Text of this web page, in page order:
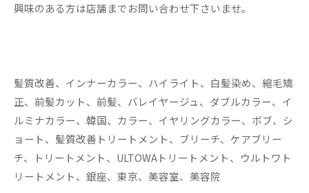
興味のある方は店舗までお問い合わせ下さいませ。
髪質改善、インナーカラー、ハイライト、白髪染め、縮毛矯
正、前髪カット、前髪、バレイヤージュ、ダブルカラー、イ
ルミナカラー、韓国、カラー、イヤリングカラー、ボブ、シ
ョート、髪質改善トリートメント、ブリーチ、ケアブリー
チ、トリートメント、ULTOWAトリートメント、ウルトワト
リートメント、銀座、東京、美容室、美容院